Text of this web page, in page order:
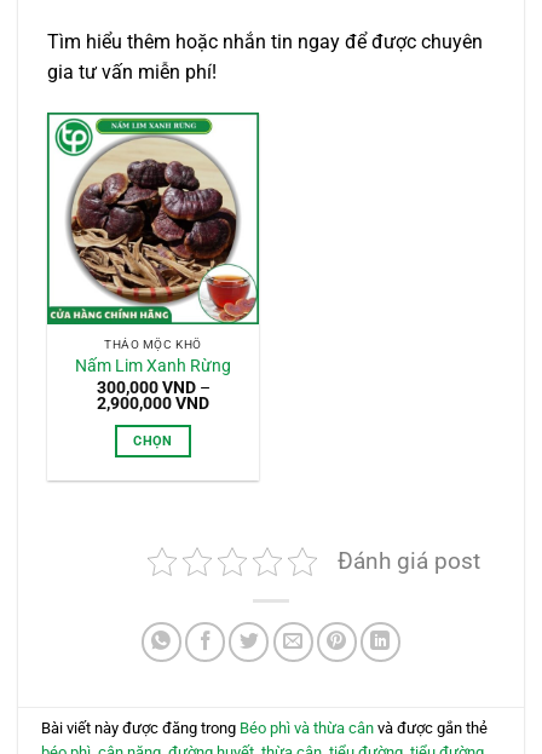
Tìm hiểu thêm hoặc nhắn tin ngay để được chuyên
gia tư vấn miễn phí!
THẢO MỘC KHÔ
Nấm Lim Xanh Rừng
300,000VND –
2,900,000VNDKhoảng
2,900,000 VND
CHỌN
có
nhiều
thể.
Các
có
thể
Đánh giá post
Bài viết này được đăng trong Béo phì và thừa cân và được gắn thẻ